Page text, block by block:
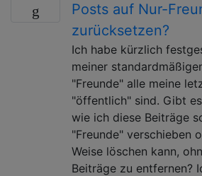
Posts auf Nur-
zurücksetzen?
Ich habe kürzlich
meiner
"Freunde" alle meine
"öffentlich" sind. Gibt
wie ich diese Beiträge
"Freunde" verschieben
Weise löschen kann,
Beiträge zu entfernen?